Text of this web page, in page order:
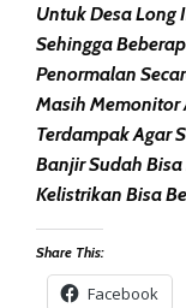
Untuk Desa Long
Sehingga
Penormalan
Masih Memonitor
Terdampak Agar
Banjir Sudah
Kelistrikan Bisa
Share This:
Facebook